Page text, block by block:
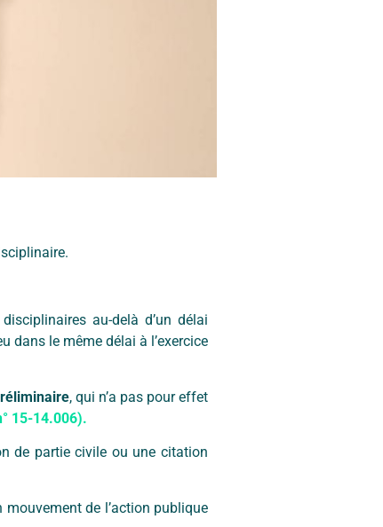
au-delà d’un délai
dans le même délai à l’exercice
, qui n’a pas pour effet
15-14.006).
de partie civile ou une citation
de l’action publique